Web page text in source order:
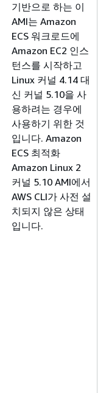
기반으로 하는 이
AMI는 Amazon
ECS 워크로드에
Amazon EC2 인스
턴스를 시작하고
Linux 커널 4.14 대
신 커널 5.10을 사
용하려는 경우에
사용하기 위한 것
입니다. Amazon
ECS 최적화
Amazon Linux 2
커널 5.10 AMI에서
AWS CLI가 사전 설
치되지 않은 상태
입니다.